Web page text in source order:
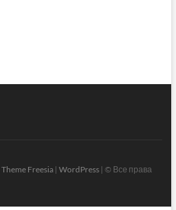
Theme Freesia| WordPress| © Все права